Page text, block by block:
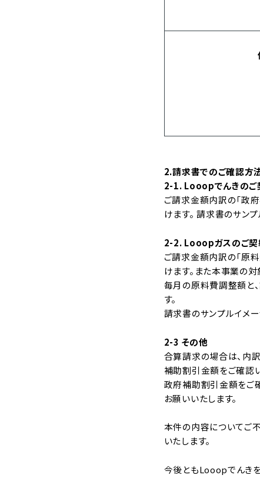
2.請求書でのご確認方
2-1. Looopでんきのご
ご請求金額内訳の「政
けます。 請求書のサンプ
2-2. Looopガスのご契
ご請求金額内訳の「原
けます。また本事業の
毎月の原料費調整額と
す。
請求書のサンプルイメー
2-3 その他
合算請求の場合は、内
補助割引金額をご確認
政府補助割引金額をご
お願いいたします。
本件の内容についてご
いたします。
今後ともLooopでんき